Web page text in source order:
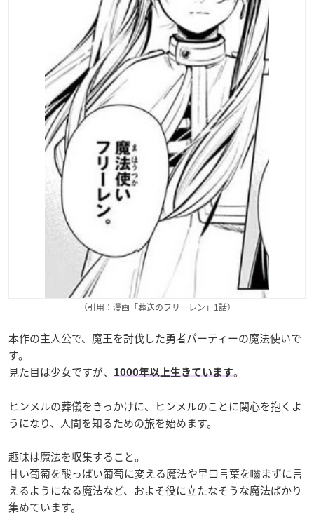
（引用：漫画「葬送のフリーレン」1話）
本作の主人公で、 魔王を討伐した勇者パーティーの魔法使いで
す。
見た目は少女ですが、
1000年以上生きています。
ヒンメルの葬儀をきっかけに、ヒンメルのことに関心を抱くよ
うになり、人間を知るための旅を始めます。
趣味は魔法を収集すること。
甘い葡萄を酸っぱい葡萄に変える魔法や早口言葉を嚙まずに言
えるようになる魔法など、およそ役に立たなそうな魔法ばかり
集めています。